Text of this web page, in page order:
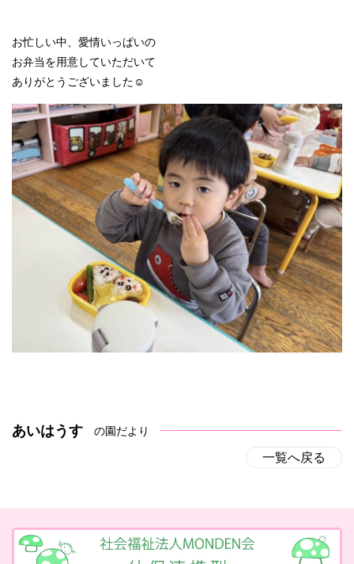
お忙しい中、愛情いっぱいの
お弁当を用意していただいて
ありがとうございました☺️
あいはうす の園だより
一覧へ戻る